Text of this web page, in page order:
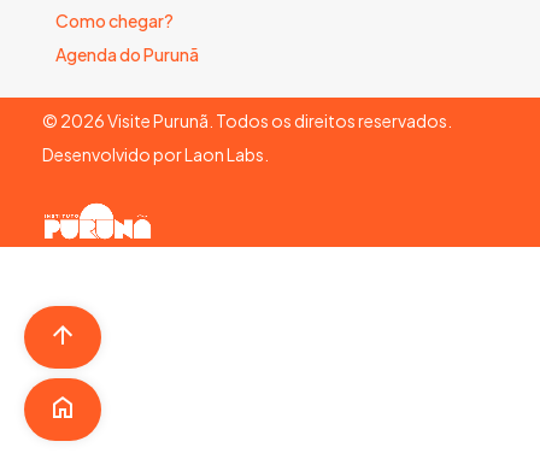
Como chegar?
Agenda do Purunã
© 2026Visite Purunã. Todos os direitos reservados.
Desenvolvido porLaon Labs